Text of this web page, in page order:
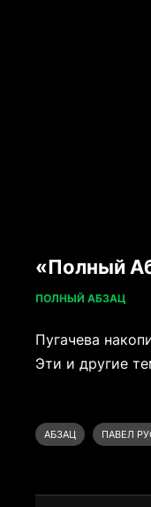
«Полный
ПОЛНЫЙ АБЗАЦ
Пугачева
Эти и другие
АБЗАЦ
ПАВЕЛ